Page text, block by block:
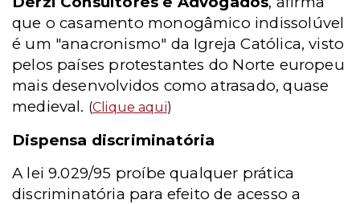
que o casamento monogâmico indissolúvel
é um "anacronismo" da Igreja Católica, visto
pelos países protestantes do Norte europeu
mais desenvolvidos como atrasado, quase
medieval. (Clique aqui)
Dispensa discriminatória
A lei 9.029/95 proíbe qualquer prática
discriminatória para efeito de acesso a